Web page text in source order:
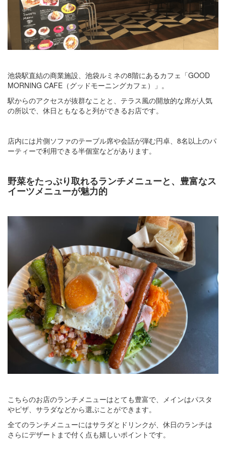
池袋駅直結の商業施設、池袋ルミネの8階にあるカフェ「GOOD
MORNING CAFE（グッドモーニングカフェ）」。
駅からのアクセスが抜群なことと、テラス風の開放的な席が人気
の所以で、休日ともなると列ができるお店です。
店内には片側ソファのテーブル席や会話が弾む円卓、8名以上のパ
ーティーで利用できる半個室などがあります。
野菜をたっぷり取れるランチメニューと、豊富なス
イーツメニューが魅力的
こちらのお店のランチメニューはとても豊富で、メインはパスタ
やピザ、サラダなどから選ぶことができます。
全てのランチメニューにはサラダとドリンクが、休日のランチは
さらにデザートまで付く点も嬉しいポイントです。